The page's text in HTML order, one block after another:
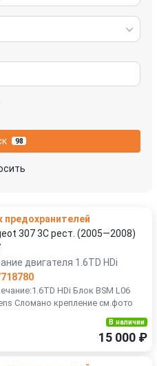
98
предохранителей
307 3C рест. (2005—2008)
двигателя 1.6TD HDi
HDi Блок BSM L06
Сломано крепление см.фото
В наличии
15 000 ₽